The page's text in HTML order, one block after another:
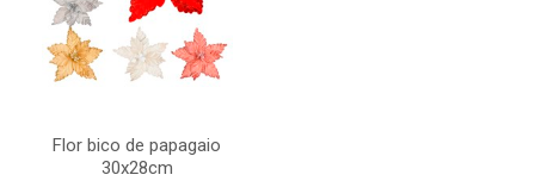
Flor bico de papagaio
30x28cm